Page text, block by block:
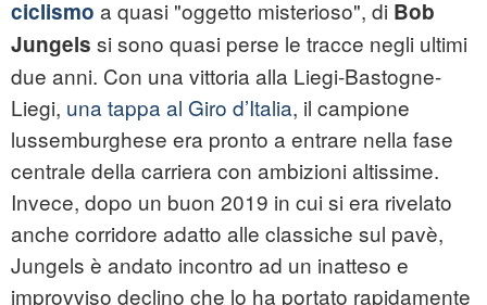
ciclismo a quasi "oggetto misterioso", di Bob
Jungels si sono quasi perse le tracce negli ultimi
due anni. Con una vittoria alla Liegi-Bastogne-
Liegi, una tappa al Giro d’Italia, il campione
lussemburghese era pronto a entrare nella fase
centrale della carriera con ambizioni altissime.
Invece, dopo un buon 2019 in cui si era rivelato
anche corridore adatto alle classiche sul pavè,
Jungels è andato incontro ad un inatteso e
improvviso declino che lo ha portato rapidamente